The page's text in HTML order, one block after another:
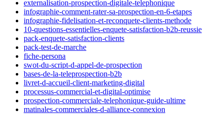
externalisation-prospection-digitale-telephonique
infographie-comment-rater-sa-prospection-en-6-etapes
infographie-fidelisation-et-reconquete-clients-methode
10-questions-essentielles-enquete-satisfaction-b2b-reussie
pack-enquete-satisfaction-clients
pack-test-de-marche
fiche-persona
swot-du-script-d-appel-de-prospection
bases-de-la-teleprospection-b2b
livret-d-accueil-client-marketing-digital
processus-commercial-et-digital-optimise
prospection-commerciale-telephonique-guide-ultime
matinales-commerciales-d-alliance-connexion